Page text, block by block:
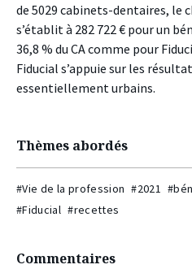
de 5029 cabinets-dentaires, le
s’établit à 282 722 € pour un
36,8 % du CA comme pour
Fiducial s’appuie sur les
essentiellement urbains.
Thèmes abordés
#Vie de la profession #2021
#Fiducial #recettes
Commentaires